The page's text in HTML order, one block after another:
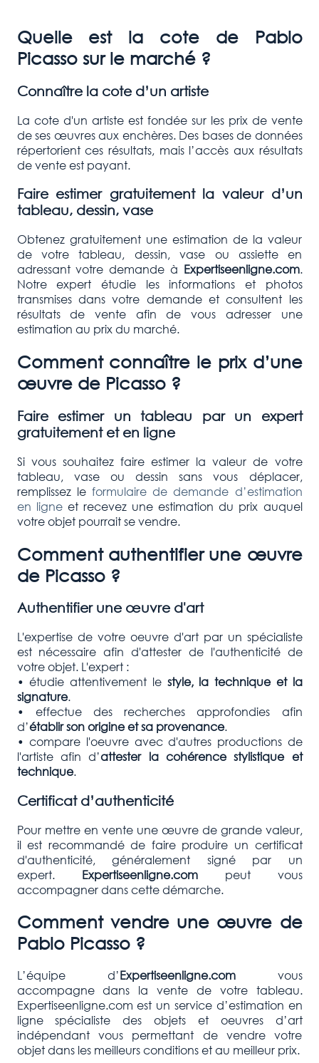
Quelle est la cote de Pablo
Picasso sur le marché ?
Connaître la cote d’un artiste
La cote d'un artiste est fondée sur les prix de vente
de ses œuvres aux enchères. Des bases de données
répertorient ces résultats, mais l’accès aux résultats
de vente est payant.
Faire estimer gratuitement la valeur d’un
tableau, dessin, vase
Obtenez gratuitement une estimation de la valeur
de votre tableau, dessin, vase ou assiette en
adressant votre demande à Expertiseenligne.com.
Notre expert étudie les informations et photos
transmises dans votre demande et consultent les
résultats de vente afin de vous adresser une
estimation au prix du marché.
Comment connaître le prix d’une
œuvre de Picasso ?
Faire estimer un tableau par un expert
gratuitement et en ligne
Si vous souhaitez faire estimer la valeur de votre
tableau, vase ou dessin sans vous déplacer,
remplissez leformulaire de demande d’estimation
en ligneet recevez une estimation du prix auquel
votre objet pourrait se vendre.
Comment authentifier une œuvre
de Picasso ?
Authentifier une œuvre d'art
L'expertise de votre oeuvre d'art par un spécialiste
est nécessaire afin d'attester de l'authenticité de
votre objet. L'expert :
• étudie attentivement lestyle, la technique et la
signature.
• effectue des recherches approfondies afin
d’établir son origine et sa provenance.
• compare l'oeuvre avec d'autres productions de
l'artiste afin d’attester la cohérence stylistique et
technique.
Certificat d’authenticité
Pour mettre en vente une œuvre de grande valeur,
il est recommandé de faire produire un certificat
d'authenticité, généralement signé par un
expert. Expertiseenligne.compeut vous
accompagner dans cette démarche.
Comment vendre une œuvre de
Pablo Picasso ?
L’équipe d’Expertiseenligne.comvous
accompagne dans la vente de votre tableau.
Expertiseenligne.com est un service d’estimation en
ligne spécialiste des objets et oeuvres d’art
indépendant vous permettant de vendre votre
objet dans les meilleurs conditions et au meilleur prix.